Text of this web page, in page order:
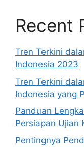
Recent
Tren Terkini
Indonesia 2023
Tren Terkini
Indonesia yang
Panduan
Persiapan Ujian
Pentingnya